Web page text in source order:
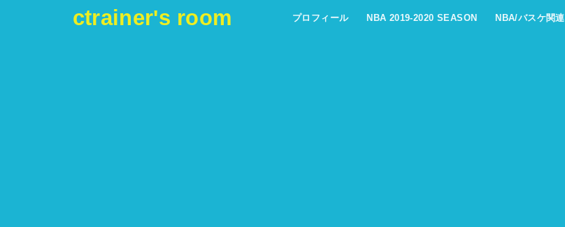
ctrainer's room プロフィール NBA 2019-2020 SEASON NBA/バスケ関連